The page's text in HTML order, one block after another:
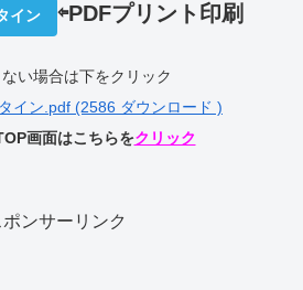
イン ⇦PDFプリント印刷
い場合は下をクリック
イン.pdf (2586 ダウンロード )
画面はこちらをクリック
ポンサーリンク